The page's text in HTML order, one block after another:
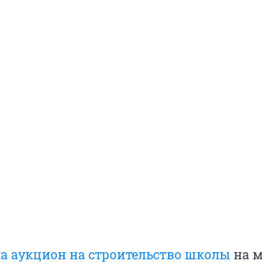
аукцион на строительство школы на